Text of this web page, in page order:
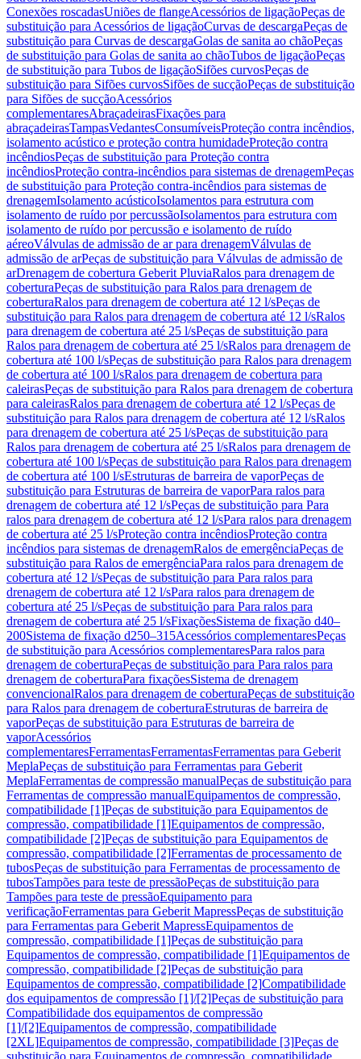
Conexões roscadasUniões de flangeAcessórios de ligaçãoPeças de
substituição para Acessórios de ligaçãoCurvas de descargaPeças de
substituição para Curvas de descargaGolas de sanita ao chãoPeças
de substituição para Golas de sanita ao chãoTubos de ligaçãoPeças
de substituição para Tubos de ligaçãoSifões curvosPeças de
substituição para Sifões curvosSifões de sucçãoPeças de substituição
para Sifões de sucçãoAcessórios
complementaresAbraçadeirasFixações para
abraçadeirasTampasVedantesConsumíveisProteção contra incêndios,
isolamento acústico e proteção contra humidadeProteção contra
incêndiosPeças de substituição para Proteção contra
incêndiosProteção contra-incêndios para sistemas de drenagemPeças
de substituição para Proteção contra-incêndios para sistemas de
drenagemIsolamento acústicoIsolamentos para estrutura com
isolamento de ruído por percussãoIsolamentos para estrutura com
isolamento de ruído por percussão e isolamento de ruído
aéreoVálvulas de admissão de ar para drenagemVálvulas de
admissão de arPeças de substituição para Válvulas de admissão de
arDrenagem de cobertura Geberit PluviaRalos para drenagem de
coberturaPeças de substituição para Ralos para drenagem de
coberturaRalos para drenagem de cobertura até 12 l/sPeças de
substituição para Ralos para drenagem de cobertura até 12 l/sRalos
para drenagem de cobertura até 25 l/sPeças de substituição para
Ralos para drenagem de cobertura até 25 l/sRalos para drenagem de
cobertura até 100 l/sPeças de substituição para Ralos para drenagem
de cobertura até 100 l/sRalos para drenagem de cobertura para
caleirasPeças de substituição para Ralos para drenagem de cobertura
para caleirasRalos para drenagem de cobertura até 12 l/sPeças de
substituição para Ralos para drenagem de cobertura até 12 l/sRalos
para drenagem de cobertura até 25 l/sPeças de substituição para
Ralos para drenagem de cobertura até 25 l/sRalos para drenagem de
cobertura até 100 l/sPeças de substituição para Ralos para drenagem
de cobertura até 100 l/sEstruturas de barreira de vaporPeças de
substituição para Estruturas de barreira de vaporPara ralos para
drenagem de cobertura até 12 l/sPeças de substituição para Para
ralos para drenagem de cobertura até 12 l/sPara ralos para drenagem
de cobertura até 25 l/sProteção contra incêndiosProteção contra
incêndios para sistemas de drenagemRalos de emergênciaPeças de
substituição para Ralos de emergênciaPara ralos para drenagem de
cobertura até 12 l/sPeças de substituição para Para ralos para
drenagem de cobertura até 12 l/sPara ralos para drenagem de
cobertura até 25 l/sPeças de substituição para Para ralos para
drenagem de cobertura até 25 l/sFixaçõesSistema de fixação d40–
200Sistema de fixação d250–315Acessórios complementaresPeças
de substituição para Acessórios complementaresPara ralos para
drenagem de coberturaPeças de substituição para Para ralos para
drenagem de coberturaPara fixaçõesSistema de drenagem
convencionalRalos para drenagem de coberturaPeças de substituição
para Ralos para drenagem de coberturaEstruturas de barreira de
vaporPeças de substituição para Estruturas de barreira de
vaporAcessórios
complementaresFerramentasFerramentasFerramentas para Geberit
MeplaPeças de substituição para Ferramentas para Geberit
MeplaFerramentas de compressão manualPeças de substituição para
Ferramentas de compressão manualEquipamentos de compressão,
compatibilidade [1]Peças de substituição para Equipamentos de
compressão, compatibilidade [1]Equipamentos de compressão,
compatibilidade [2]Peças de substituição para Equipamentos de
compressão, compatibilidade [2]Ferramentas de processamento de
tubosPeças de substituição para Ferramentas de processamento de
tubosTampões para teste de pressãoPeças de substituição para
Tampões para teste de pressãoEquipamento para
verificaçãoFerramentas para Geberit MapressPeças de substituição
para Ferramentas para Geberit MapressEquipamentos de
compressão, compatibilidade [1]Peças de substituição para
Equipamentos de compressão, compatibilidade [1]Equipamentos de
compressão, compatibilidade [2]Peças de substituição para
Equipamentos de compressão, compatibilidade [2]Compatibilidade
dos equipamentos de compressão [1]/[2]Peças de substituição para
Compatibilidade dos equipamentos de compressão
[1]/[2]Equipamentos de compressão, compatibilidade
[2XL]Equipamentos de compressão, compatibilidade [3]Peças de
substituição para Equipamentos de compressão, compatibilidade